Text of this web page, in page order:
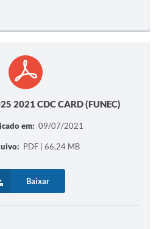
2021 CDC CARD (FUNEC)
em: 09/07/2021
PDF | 66,24 MB
Baixar